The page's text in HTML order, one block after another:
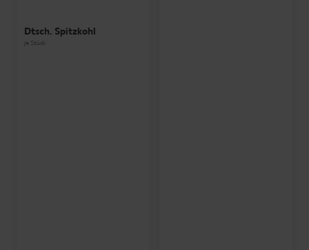
Dtsch. Spitzkohl
je Stück